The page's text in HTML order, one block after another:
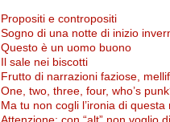
Propositi e contropositi
Sogno di una notte di inizio
Questo è un uomo buono
Il sale nei biscotti
Frutto di narrazioni faziose,
One, two, three, four, who’s
Ma tu non cogli l’ironia di